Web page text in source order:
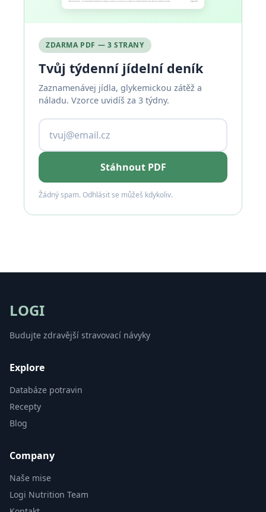
ZDARMA PDF — 3 STRANY
Tvůj týdenní jídelní deník
Zaznamenávej jídla, glykemickou zátěž a
náladu. Vzorce uvidíš za 3 týdny.
Stáhnout PDF
Žádný spam. Odhlásit se můžeš kdykoliv.
LOGI
Budujte zdravější stravovací návyky
Explore
Databáze potravin
Recepty
Blog
Company
Naše mise
Logi Nutrition Team